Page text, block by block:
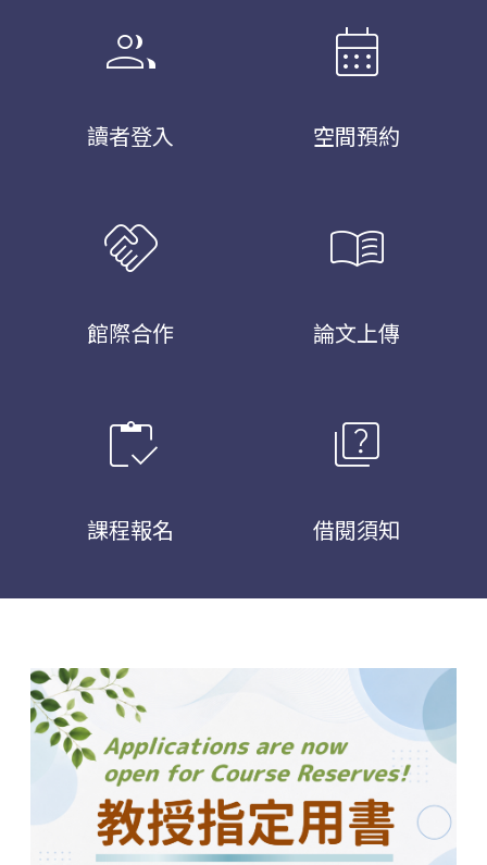
group
讀者登入
calendar_month
空間預約
handshake
館際合作
menu_book
論文上傳
inventory
課程報名
quiz
借閱須知